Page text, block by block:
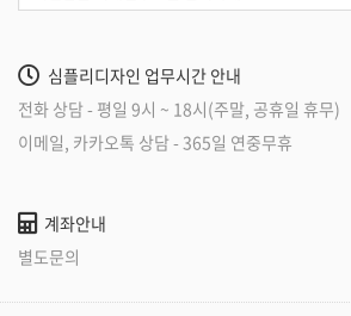
심플리디자인 업무시간 안내
전화 상담 - 평일 9시 ~ 18시(주말, 공휴일 휴무)
이메일, 카카오톡 상담 - 365일 연중무휴
계좌안내
별도문의